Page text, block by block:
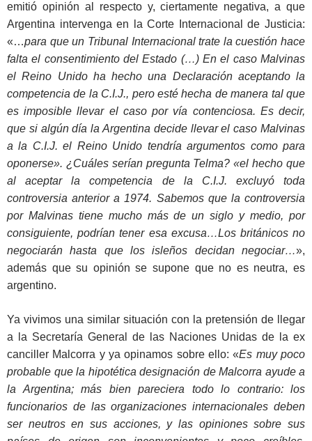
emitió opinión al respecto y, ciertamente negativa, a que
Argentina intervenga en la Corte Internacional de Justicia:
«…para que un Tribunal Internacional trate la cuestión hace
falta el consentimiento del Estado (…) En el caso Malvinas
el Reino Unido ha hecho una Declaración aceptando la
competencia de la C.I.J., pero esté hecha de manera tal que
es imposible llevar el caso por vía contenciosa. Es decir,
que si algún día la Argentina decide llevar el caso Malvinas
a la C.I.J. el Reino Unido tendría argumentos como para
oponerse». ¿Cuáles serían pregunta Telma? «el hecho que
al aceptar la competencia de la C.I.J. excluyó toda
controversia anterior a 1974. Sabemos que la controversia
por Malvinas tiene mucho más de un siglo y medio, por
consiguiente, podrían tener esa excusa…Los británicos no
negociarán hasta que los isleños decidan negociar…»,
además que su opinión se supone que no es neutra, es
argentino.
Ya vivimos una similar situación con la pretensión de llegar
a la Secretaría General de las Naciones Unidas de la ex
canciller Malcorra y ya opinamos sobre ello: «Es muy poco
probable que la hipotética designación de Malcorra ayude a
la Argentina; más bien pareciera todo lo contrario: los
funcionarios de las organizaciones internacionales deben
ser neutros en sus acciones, y las opiniones sobre sus